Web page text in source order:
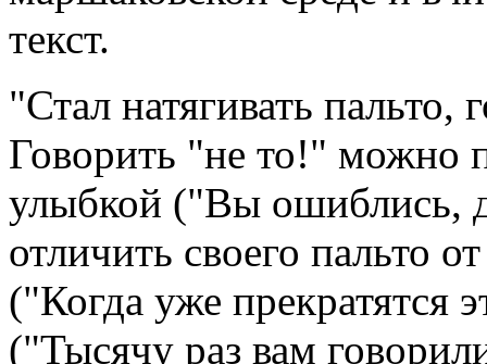
текст.
"Стал натягивать
Говорить "не то!" можно
улыбкой ("Вы ошиблись,
отличить своего пальто
("Когда уже прекратятся
("Тысячу раз вам